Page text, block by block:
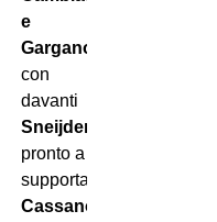
e
Gargano
con
davanti
Sneijder
pronto a
supportare
Cassano